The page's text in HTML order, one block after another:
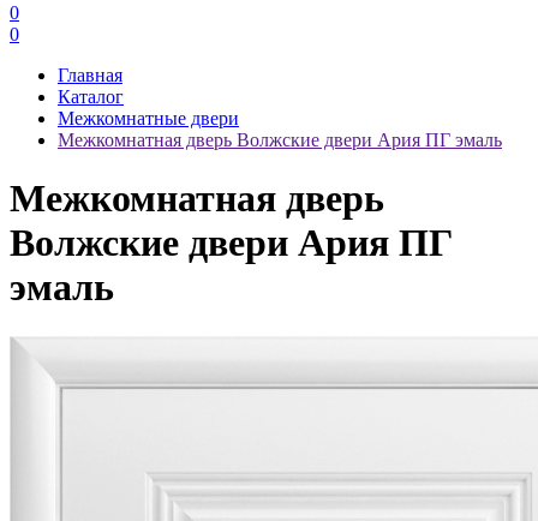
0
0
Главная
Каталог
Межкомнатные двери
Межкомнатная дверь Волжские двери Ария ПГ эмаль
Межкомнатная дверь
Волжские двери Ария ПГ
эмаль